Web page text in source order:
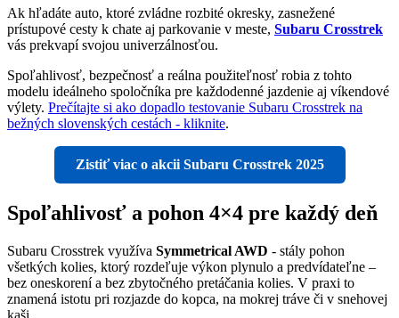
Ak hľadáte auto, ktoré zvládne rozbité okresky, zasnežené
prístupové cesty k chate aj parkovanie v meste, Subaru Crosstrek
vás prekvapí svojou univerzálnosťou.
Spoľahlivosť, bezpečnosť a reálna použiteľnosť robia z tohto
modelu ideálneho spoločníka pre každodenné jazdenie aj víkendové
výlety. Prečítajte si ako dopadlo testovanie Subaru Crosstrek na
bežných slovenských cestách - kliknite.
Zistiť viac o akcii Subaru Crosstrek 2025
Spoľahlivosť a pohon 4×4 pre každý deň
Subaru Crosstrek využíva Symmetrical AWD - stály pohon
všetkých kolies, ktorý rozdeľuje výkon plynulo a predvídateľne –
bez oneskorení a bez zbytočného pretáčania kolies. V praxi to
znamená istotu pri rozjazde do kopca, na mokrej tráve či v snehovej
kaši.